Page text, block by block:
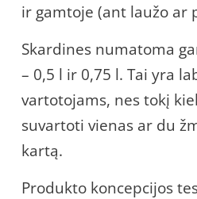
ir gamtoje (ant laužo ar
Skardines numatoma
– 0,5 l ir 0,75 l. Tai yra
vartotojams, nes tokį
suvartoti vienas ar du
kartą.
Produkto koncepcijos